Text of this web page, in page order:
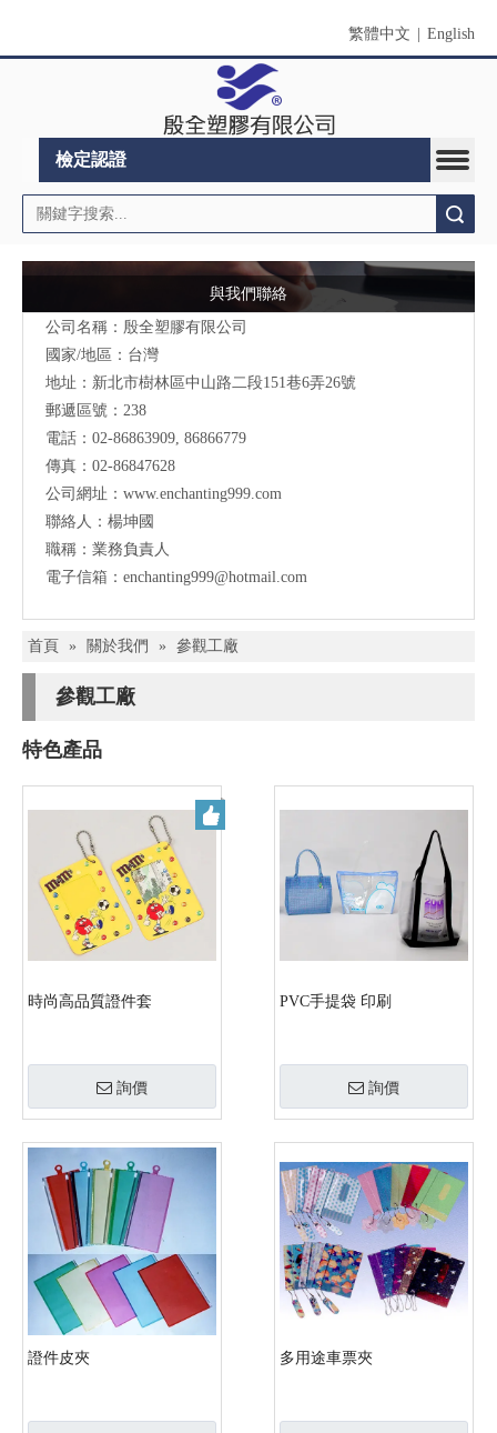
繁體中文 English
檢定認證
與我們聯絡
公司名稱：殷全塑膠有限公司
國家/地區：台灣
地址： 新北市樹林區中山路二段151巷6弄26號
郵遞區號：238
電話：02-86863909, 86866779
傳真：02-86847628
公司網址：www.enchanting999.com
聯絡人：楊坤國
職稱：業務負責人
電子信箱：enchanting999@hotmail.com
首頁 » 關於我們 » 參觀工廠
參觀工廠
特色產品
時尚高品質證件套
詢價
PVC手提袋 印刷
詢價
證件皮夾 多用途車票夾